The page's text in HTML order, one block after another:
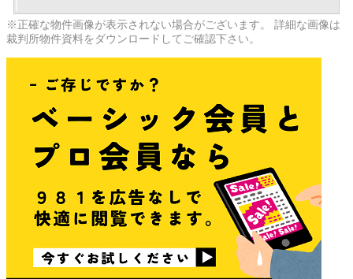
※正確な物件画像が表示されない場合がございます。 詳細な画像は
裁判所物件資料をダウンロードしてご確認下さい。